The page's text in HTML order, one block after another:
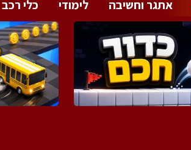
כלי רכב לימודי אתגר וחשיבה